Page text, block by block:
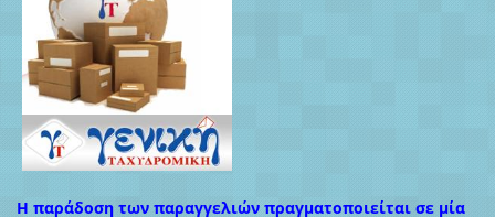
Η παράδοση των παραγγελιών πραγματοποιείται σε μία